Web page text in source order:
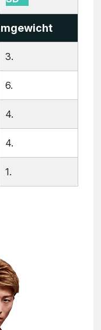
3.
6.
4.
4.
1.